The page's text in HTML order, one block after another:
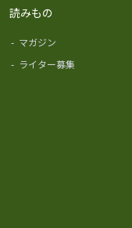
読みもの
- マガジン
- ライター募集